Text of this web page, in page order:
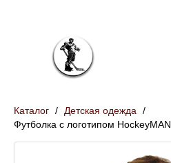
Каталог / Детская одежда
/
Футболка с логотипом HockeyMAN